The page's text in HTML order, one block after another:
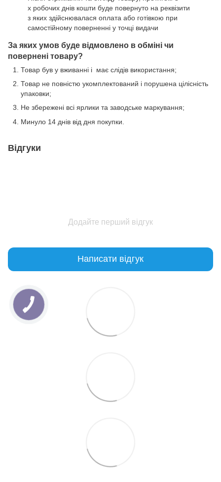
х робочих днів кошти буде повернуто на реквізити
з яких здійснювалася оплата або готівкою при
самостійному поверненні у точці видачи
За яких умов буде відмовлено в обміні чи
повернені товару?
Товар був у вживанні і має слідів використання;
Товар не повністю укомплектований і порушена цілісність
упаковки;
Не збережені всі ярлики та заводське маркування;
Минуло 14 днів від дня покупки.
Відгуки
Додайте перший відгук
Написати відгук